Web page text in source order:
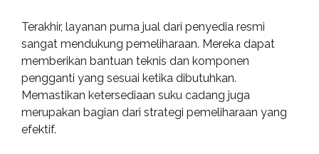
Terakhir, layanan purna jual dari penyedia resmi
sangat mendukung pemeliharaan. Mereka dapat
memberikan bantuan teknis dan komponen
pengganti yang sesuai ketika dibutuhkan.
Memastikan ketersediaan suku cadang juga
merupakan bagian dari strategi pemeliharaan yang
efektif.